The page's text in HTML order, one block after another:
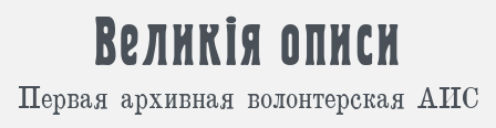
Великія описи
Первая архивная волонтерская АИС